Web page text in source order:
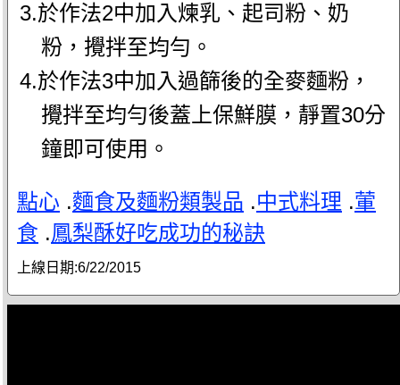
3.於作法2中加入煉乳、起司粉、奶
粉，攪拌至均勻。
4.於作法3中加入過篩後的全麥麵粉，
攪拌至均勻後蓋上保鮮膜，靜置30分
鐘即可使用。
點心 .麵食及麵粉類製品 .中式料理 .葷
食 .鳳梨酥好吃成功的秘訣
上線日期:6/22/2015